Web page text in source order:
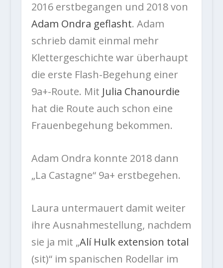
2016 erstbegangen und 2018 von
Adam Ondra geflasht. Adam
schrieb damit einmal mehr
Klettergeschichte war überhaupt
die erste Flash-Begehung einer
9a+-Route. Mit Julia Chanourdie
hat die Route auch schon eine
Frauenbegehung bekommen.
Adam Ondra konnte 2018 dann
„La Castagne“ 9a+ erstbegehen.
Laura untermauert damit weiter
ihre Ausnahmestellung, nachdem
sie ja mit „Alí Hulk extension total
(sit)“ im spanischen Rodellar im